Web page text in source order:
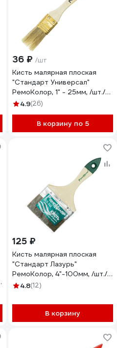
36 ₽ /шт
Кисть малярная плоская
"Стандарт Универсал"
РемоКолор, 1" - 25мм, /шт./
01-1-010
4.9(26)
В корзину по 5
125 ₽
Кисть малярная плоская
"Стандарт Лазурь"
РемоКолор, 4"-100мм, /шт./
01-3-340
4.8(12)
В корзину